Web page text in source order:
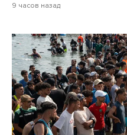
9 часов назад